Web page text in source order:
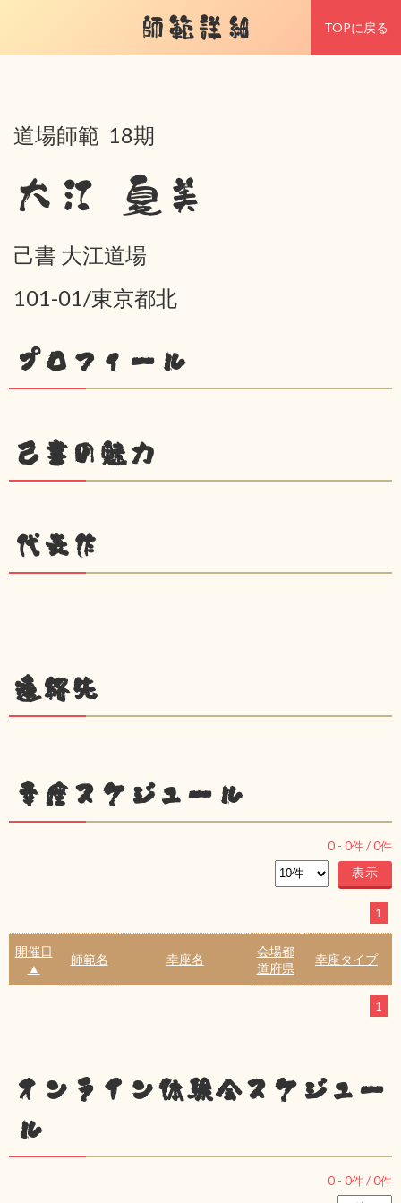
師範詳細 TOPに戻る
道場師範 18期
大江 夏美
己書 大江道場
101-01/東京都北
プロフィール
己書の魅力
代表作
連絡先
幸座スケジュール
0 - 0件 /0件
1
開催日
▲
師範名 幸座名
会場都
道府県
幸座タイプ
1
オンライン体験会スケジュー
ル
0 - 0件 /0件